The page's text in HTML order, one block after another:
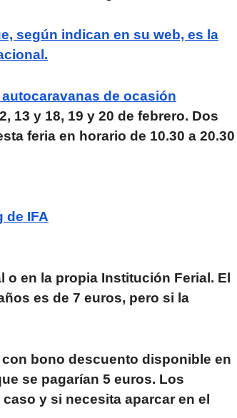
según indican en su web, es la
de ocasión
13 y 18, 19 y 20 de febrero. Dos
feria en horario de 10.30 a 20.30
de IFA
en la propia Institución Ferial. El
es de 7 euros, pero si la
bono descuento disponible en
se pagarían 5 euros. Los
y si necesita aparcar en el